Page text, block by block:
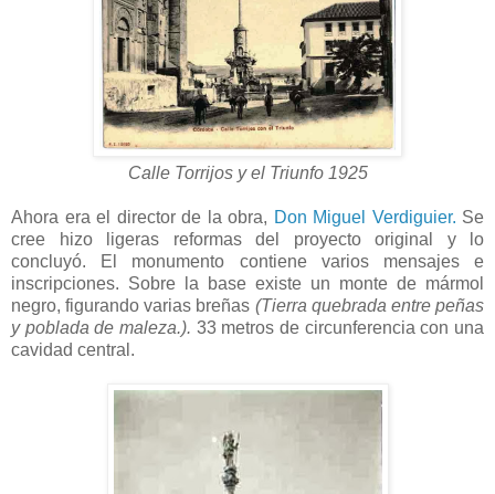
Calle Torrijos y el Triunfo 1925
Ahora era el director de la obra, Don Miguel Verdiguier. Se
cree hizo ligeras reformas del proyecto original y lo
concluyó. El monumento contiene varios mensajes e
inscripciones. Sobre la base existe un monte de mármol
negro, figurando varias breñas (Tierra quebrada entre peñas
y poblada de maleza.). 33 metros de circunferencia con una
cavidad central.